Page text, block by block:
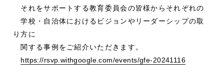
それをサポートする教育委員会の皆様からそれぞれの
学校・自治体におけるビジョンやリーダーシップの取
り方に
関する事例をご紹介いただきます。
https://rsvp.withgoogle.com/events/gfe-20241116